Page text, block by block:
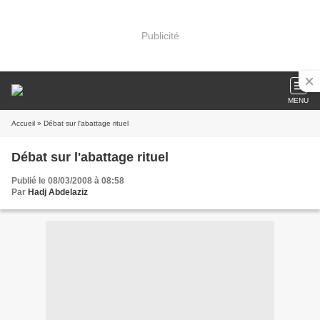
Publicité
MENU
Accueil » Débat sur l'abattage rituel
Débat sur l'abattage rituel
Publié le 08/03/2008 à 08:58
Par Hadj Abdelaziz